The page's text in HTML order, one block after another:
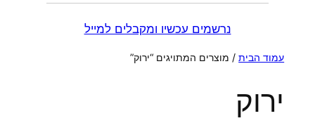
נרשמים עכשיו ומקבלים למייל
עמוד הבית/ מוצרים המתויגים “ירוק”
ירוק